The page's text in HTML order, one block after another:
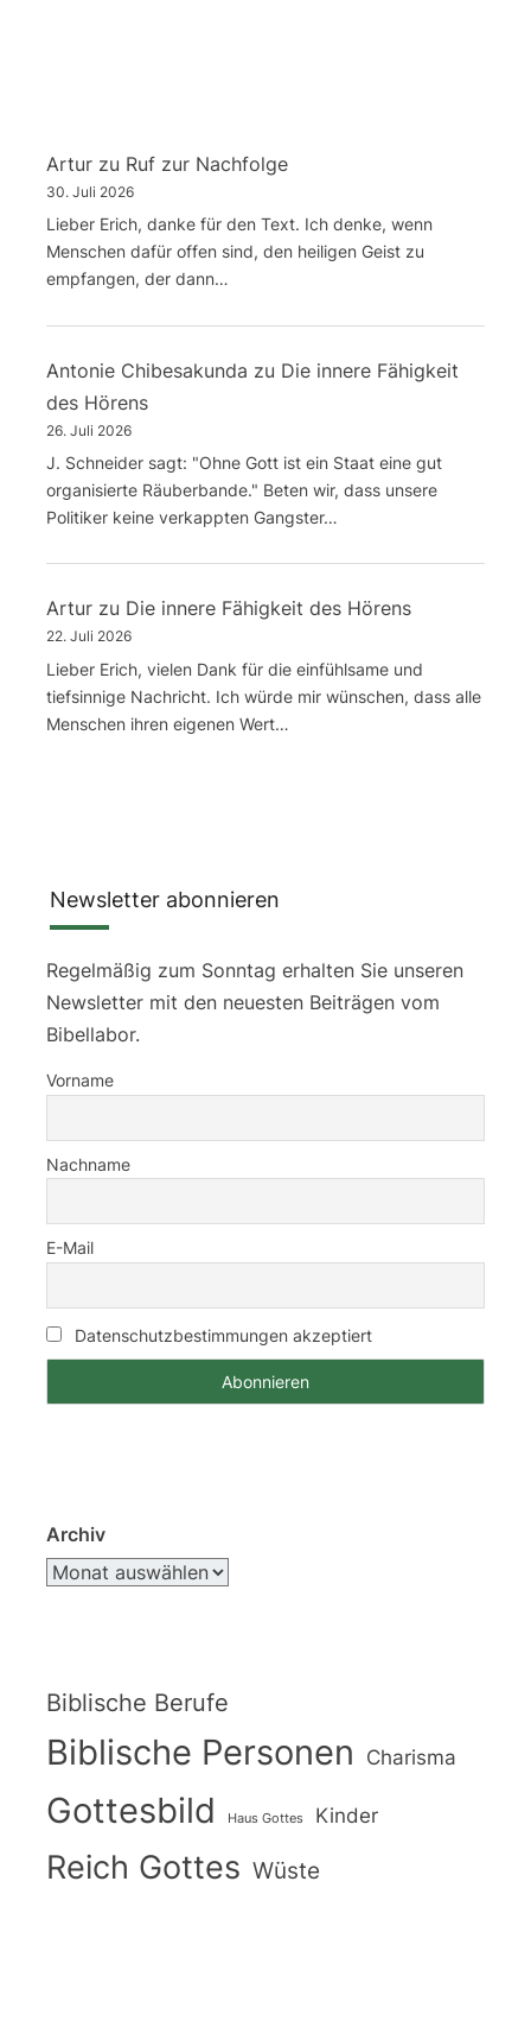
Artur zu Ruf zur Nachfolge
30. Juli 2026
Lieber Erich, danke für den Text. Ich denke, wenn
Menschen dafür offen sind, den heiligen Geist zu
empfangen, der dann…
Antonie Chibesakunda zu Die innere Fähigkeit
des Hörens
26. Juli 2026
J. Schneider sagt: "Ohne Gott ist ein Staat eine gut
organisierte Räuberbande." Beten wir, dass unsere
Politiker keine verkappten Gangster…
Artur zu Die innere Fähigkeit des Hörens
22. Juli 2026
Lieber Erich, vielen Dank für die einfühlsame und
tiefsinnige Nachricht. Ich würde mir wünschen, dass alle
Menschen ihren eigenen Wert…
Newsletter abonnieren
Regelmäßig zum Sonntag erhalten Sie unseren
Newsletter mit den neuesten Beiträgen vom
Bibellabor.
Vorname
Nachname
E-Mail
Datenschutzbestimmungen akzeptiert
Archiv
Biblische Berufe
Biblische Personen Charisma
Gottesbild Haus Gottes Kinder
Reich Gottes Wüste